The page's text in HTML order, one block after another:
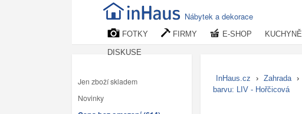
Nábytek a dekorace
FOTKY FIRMY E-SHOP KUCHYNĚ
DISKUSE
Jen zboží skladem
Novinky
InHaus.cz › Zahrada ›
barvu: LIV - Hořčicová